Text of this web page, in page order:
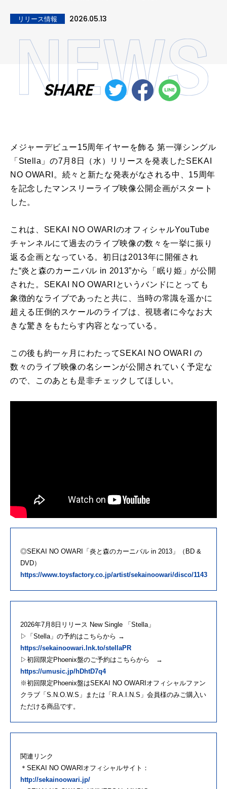
リリース情報 2026.05.13
SHARE
メジャーデビュー15周年イヤーを飾る 第一弾シングル
「Stella」の7月8日（水）リリースを発表したSEKAI
NO OWARI。続々と新たな発表がなされる中、15周年
を記念したマンスリーライブ映像公開企画がスタート
した。
これは、SEKAI NO OWARIのオフィシャルYouTube
チャンネルにて過去のライブ映像の数々を一挙に振り
返る企画となっている。初日は2013年に開催され
た“炎と森のカーニバル in 2013”から「眠り姫」が公開
された。SEKAI NO OWARIというバンドにとっても
象徴的なライブであったと共に、当時の常識を遥かに
超える圧倒的スケールのライブは、視聴者に今なお大
きな驚きをもたらす内容となっている。
この後も約一ヶ月にわたってSEKAI NO OWARI の
数々のライブ映像の名シーンが公開されていく予定な
ので、このあとも是非チェックしてほしい。
◎SEKAI NO OWARI「炎と森のカーニバル in 2013」（BD &
DVD）
https://www.toysfactory.co.jp/artist/sekainoowari/disco/1143
2026年7月8日リリース New Single 「Stella」
▷「Stella」の予約はこちらから →
https://sekainoowari.lnk.to/stellaPR
▷初回限定Phoenix盤のご予約はこちらから →
https://umusic.jp/hDhtD7q4
※初回限定Phoenix盤はSEKAI NO OWARIオフィシャルファン
クラブ「S.N.O.W.S」または「R.A.I.N.S」会員様のみご購入い
ただける商品です。
関連リンク
＊SEKAI NO OWARIオフィシャルサイト：
http://sekainoowari.jp/